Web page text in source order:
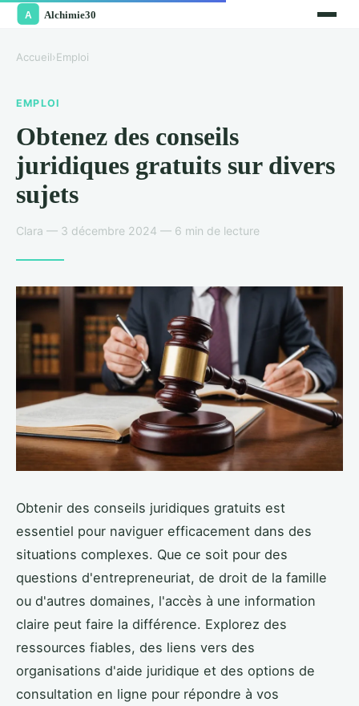
Accueil›Emploi
EMPLOI
Obtenez des conseils
juridiques gratuits sur divers
sujets
Clara — 3 décembre 2024 — 6 min de lecture
Obtenir des conseils juridiques gratuits est
essentiel pour naviguer efficacement dans des
situations complexes. Que ce soit pour des
questions d'entrepreneuriat, de droit de la famille
ou d'autres domaines, l'accès à une information
claire peut faire la différence. Explorez des
ressources fiables, des liens vers des
organisations d'aide juridique et des options de
consultation en ligne pour répondre à vos